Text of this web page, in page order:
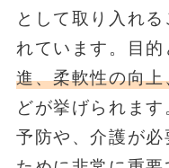
として取り入れ
れています。目的
進、柔軟性の向
どが挙げられま
予防や、介護が